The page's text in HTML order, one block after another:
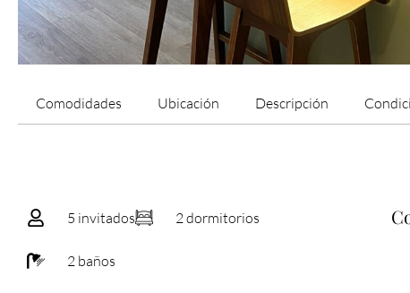
Comodidades Ubicación Descripción
5 invitados 2 dormitorios
2 baños